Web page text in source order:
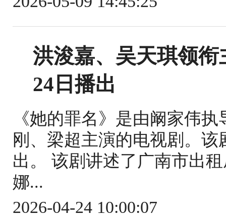
洪浚嘉、吴天琪领
24日播出
《她的罪名》是由阚家伟
刚、梁超主演的电视剧。该
出。 该剧讲述了广南市出
娜...
2026-04-24 10:00:07